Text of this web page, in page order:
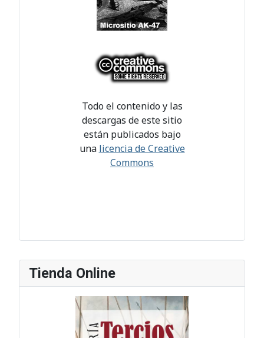
Tienda Online
Todo el contenido y las
descargas de este sitio
están publicados bajo
una licencia de Creative
Commons